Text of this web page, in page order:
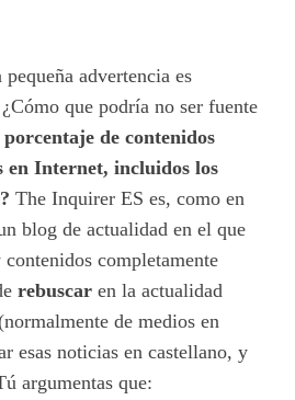
advertencia es
que podría no ser fuente
porcentaje de contenidos
en Internet, incluidos los
The Inquirer ES es, como en
blog de actualidad en el que
completamente
rebuscar en la actualidad
de medios en
esas noticias en castellano, y
argumentas que: